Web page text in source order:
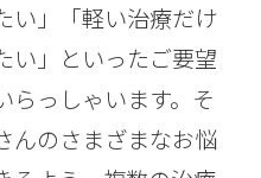
い」「軽い治療だけ
い」といったご要望
らっしゃいます。そ
んのさまざまなお悩